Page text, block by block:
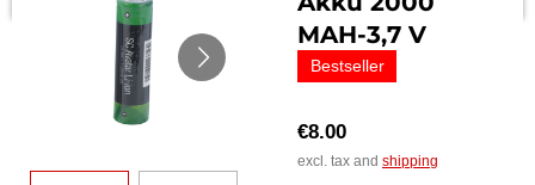
MAH-3,7 V
Bestseller
€8.00
excl. tax and shipping